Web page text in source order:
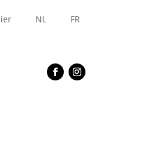
NL FR